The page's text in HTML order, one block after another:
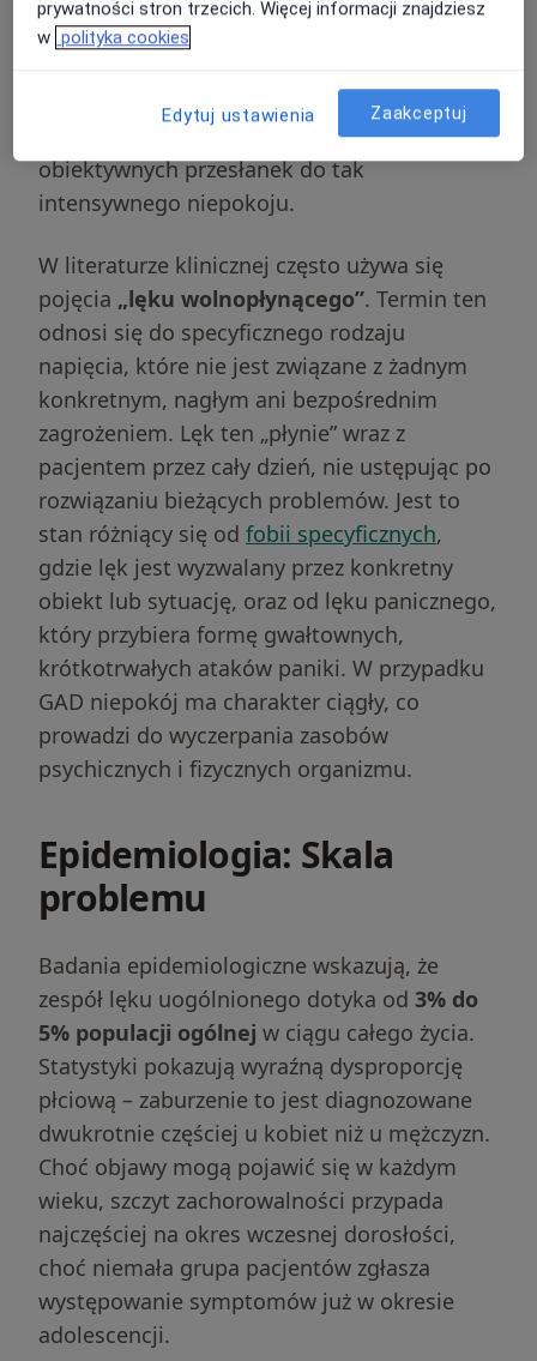
uporczywych obaw o kwestie codzienne,
finansowa, obowiązki zawodowe czy drobne
niepowodzenia, nawet jeśli nie ma
obiektywnych przesłanek do tak
intensywnego niepokoju.
W literaturze klinicznej często używa się
pojęcia „lęku wolnopłynącego”. Termin ten
odnosi się do specyficznego rodzaju
napięcia, które nie jest związane z żadnym
konkretnym, nagłym ani bezpośrednim
zagrożeniem. Lęk ten „płynie” wraz z
pacjentem przez cały dzień, nie ustępując po
rozwiązaniu bieżących problemów. Jest to
stan różniący się od fobii specyficznych,
gdzie lęk jest wyzwalany przez konkretny
obiekt lub sytuację, oraz od lęku panicznego,
który przybiera formę gwałtownych,
krótkotrwałych ataków paniki. W przypadku
GAD niepokój ma charakter ciągły, co
prowadzi do wyczerpania zasobów
psychicznych i fizycznych organizmu.
Epidemiologia: Skala
problemu
Badania epidemiologiczne wskazują, że
zespół lęku uogólnionego dotyka od 3% do
5% populacji ogólnej w ciągu całego życia.
Statystyki pokazują wyraźną dysproporcję
płciową – zaburzenie to jest diagnozowane
dwukrotnie częściej u kobiet niż u mężczyzn.
Choć objawy mogą pojawić się w każdym
wieku, szczyt zachorowalności przypada
najczęściej na okres wczesnej dorosłości,
choć niemała grupa pacjentów zgłasza
występowanie symptomów już w okresie
adolescencji.
prywatności stron trzecich. Więcej informacji znajdziesz
w polityka cookies
Edytuj ustawienia Zaakceptuj